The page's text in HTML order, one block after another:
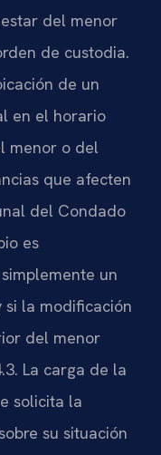
del menor
de custodia.
de un
en el horario
menor o del
que afecten
del Condado
es
un
la modificación
del menor
La carga de la
solicita la
su situación